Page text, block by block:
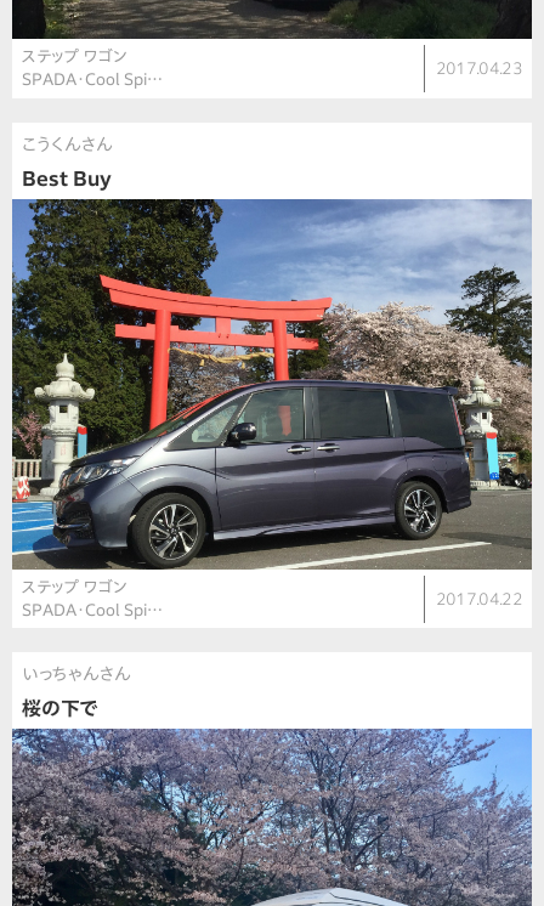
ステップ ワゴン
SPADA・Cool Spi…
2017.04.23
こうくんさん
Best Buy
ステップ ワゴン
SPADA・Cool Spi…
2017.04.22
いっちゃんさん
桜の下で